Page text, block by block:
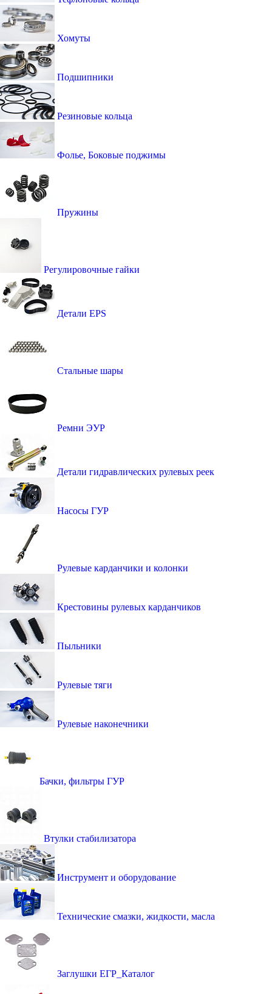
Хомуты
Подшипники
Резиновые кольца
Фолье, Боковые поджимы
Пружины
Регулировочные гайки
Детали EPS
Стальные шары
Ремни ЭУР
Детали гидравлических рулевых реек
Насосы ГУР
Рулевые карданчики и колонки
Крестовины рулевых карданчиков
Пыльники
Рулевые тяги
Рулевые наконечники
Бачки, фильтры ГУР
Втулки стабилизатора
Инструмент и оборудование
Технические смазки, жидкости, масла
Заглушки ЕГР_Каталог